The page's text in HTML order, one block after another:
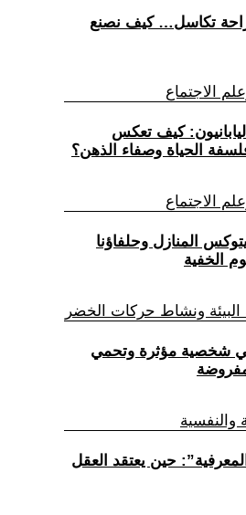
تكاسل… كيف نصنع
الاجتماع
اليابانيون: كيف تعكس
الحياة وصفاء الذهن؟
الاجتماع
المنازل وحلفاؤنا
الخفية
البيئة ونشاط حركات الخضر
شخصية مؤثرة وتحمي
والنفسية
حين يعتقد العقل